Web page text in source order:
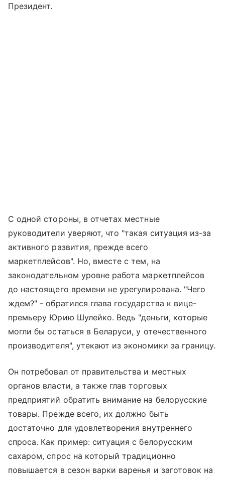
Президент.
С одной стороны, в отчетах местные
руководители уверяют, что "такая ситуация из-за
активного развития, прежде всего
маркетплейсов". Но, вместе с тем, на
законодательном уровне работа маркетплейсов
до настоящего времени не урегулирована. "Чего
ждем?" - обратился глава государства к вице-
премьеру Юрию Шулейко. Ведь "деньги, которые
могли бы остаться в Беларуси, у отечественного
производителя", утекают из экономики за границу.
Он потребовал от правительства и местных
органов власти, а также глав торговых
предприятий обратить внимание на белорусские
товары. Прежде всего, их должно быть
достаточно для удовлетворения внутреннего
спроса. Как пример: ситуация с белорусским
сахаром, спрос на который традиционно
повышается в сезон варки варенья и заготовок на